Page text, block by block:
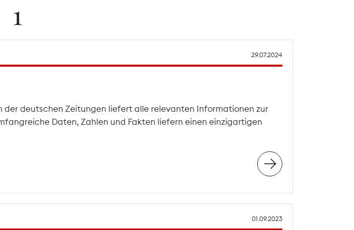
1
29.07.2024
deutschen Zeitungen liefert alle relevanten Informationen zur
Daten, Zahlen und Fakten liefern einen einzigartigen
01.09.2023